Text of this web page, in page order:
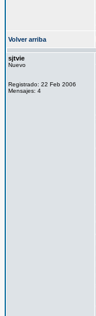
Volver arriba
sjtvie
Nuevo
Registrado: 22 Feb 2006
Mensajes: 4